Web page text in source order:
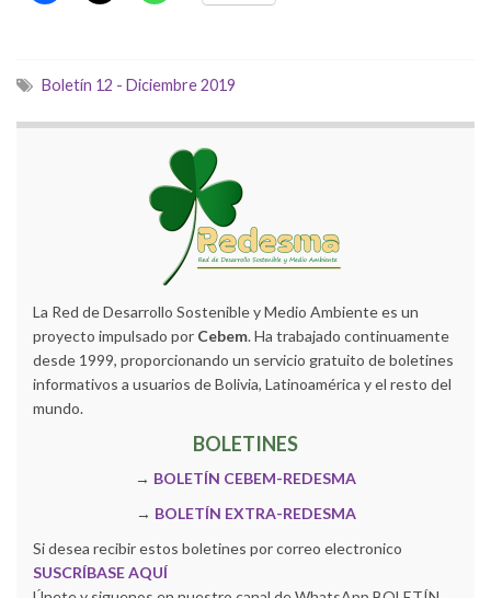
Boletín 12 - Diciembre 2019
La Red de Desarrollo Sostenible y Medio Ambiente es un
proyecto impulsado por Cebem. Ha trabajado continuamente
desde 1999, proporcionando un servicio gratuito de boletines
informativos a usuarios de Bolivia, Latinoamérica y el resto del
mundo.
BOLETINES
→ BOLETÍN CEBEM-REDESMA
→ BOLETÍN EXTRA-REDESMA
Si desea recibir estos boletines por correo electronico
SUSCRÍBASE AQUÍ